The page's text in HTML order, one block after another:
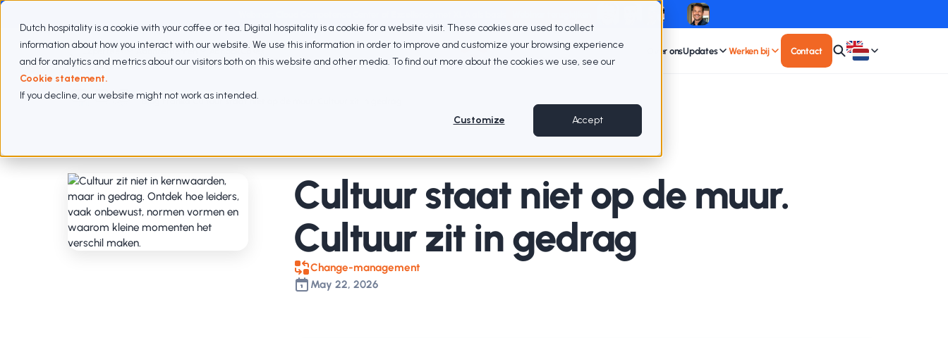
Dutch hospitality is a cookie with your coffee or tea. Digital hospitality is a cookie for a website visit. These cookies are used to collect
information about how you interact with our website. We use this information in order to improve and customize your browsing experience
and for analytics and metrics about our visitors both on this website and other media. To find out more about the cookies we use, see our
Cookie statement.
If you decline, our website might not work as intended.
Customize Accept
Expertises Abonnementen AanpakCases Over onsUpdates Werken bij Contact
Blogs Blog Franka Cultuur staat niet op de muur. Cultuur zit in gedrag
Cultuur staat niet op de muur.
Cultuur zit in gedrag
Change-management
May 22, 2026